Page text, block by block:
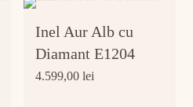
Inel Aur Alb cu
Diamant E1204
4.599,00lei